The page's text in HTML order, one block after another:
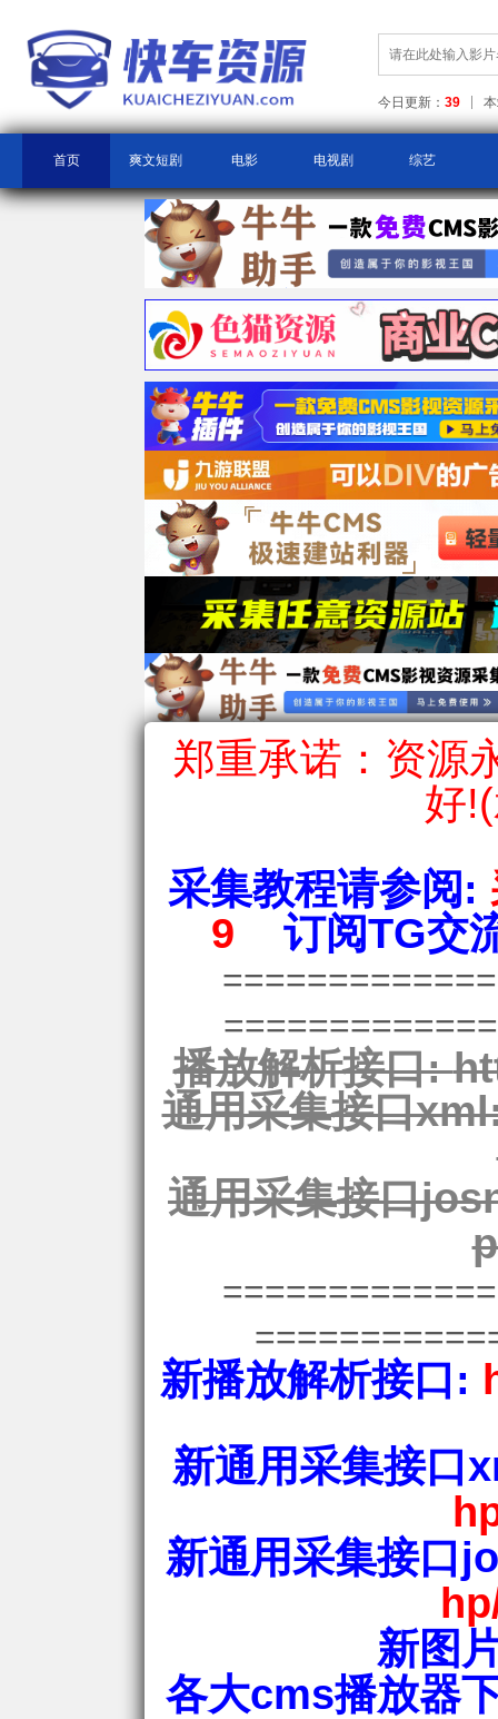
今日更新： 39
首页 爽文短剧 电影 电视剧 综艺
郑重承诺：资源
好
采集教程请参阅:
9
订阅TG交
播放解析接口:
通用采集接口
通用采集接口
新播放解析接口:
新通用采集接口
新通用采集接口
新图
各大cms播放器